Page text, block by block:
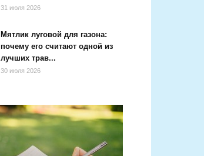
31 июля 2026
Мятлик луговой для газона:
почему его считают одной из
лучших трав...
30 июля 2026